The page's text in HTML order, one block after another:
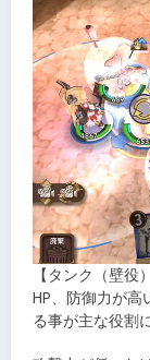
【タンク（壁役
HP、防御力が高
る事が主な役割